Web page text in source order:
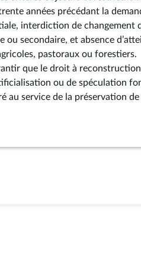
années précédant la
interdiction de changement
ou secondaire, et absence
pastoraux ou forestiers.
que le droit à
ou de spéculation
au service de la préservation de